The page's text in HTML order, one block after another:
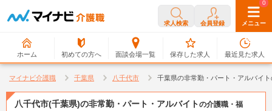
求人検索 会員登録 メニュー
ホーム 初めての方へ 面談会場一覧
0
保存した求人
0
最近見た求人
マイナビ介護職 千葉県 八千代市 千葉県の非常勤・パート・アルバイ
八千代市(千葉県)の非常勤・パート・アルバイトの介護職・福